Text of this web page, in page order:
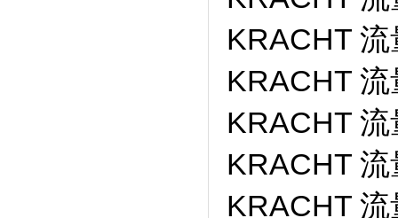
KRACHT
KRACHT
KRACHT
KRACHT
KRACHT